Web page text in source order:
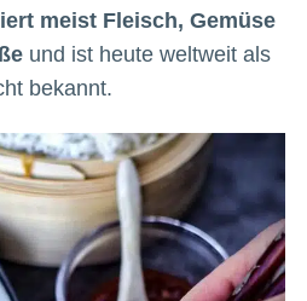
meist Fleisch, Gemüse
und ist heute weltweit als
bekannt.